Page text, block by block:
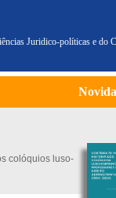
Juridico-políticas e do
colóquios luso-